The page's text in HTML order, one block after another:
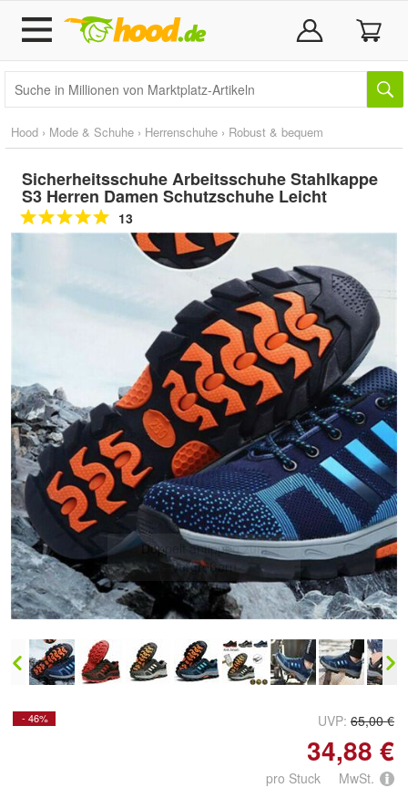
Hood › Mode & Schuhe › Herrenschuhe › Robust & bequem
Sicherheitsschuhe Arbeitsschuhe Stahlkappe
S3 Herren Damen Schutzschuhe Leicht
13
Doppelt antippen zum
vergrößern
- 46% UVP: 65,00 €
34,88 €
pro Stuck MwSt.